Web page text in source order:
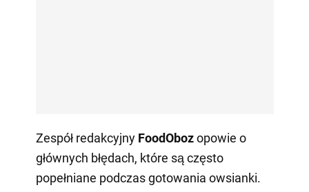
Zespół redakcyjny FoodObozopowie o
głównych błędach, które są często
popełniane podczas gotowania owsianki.